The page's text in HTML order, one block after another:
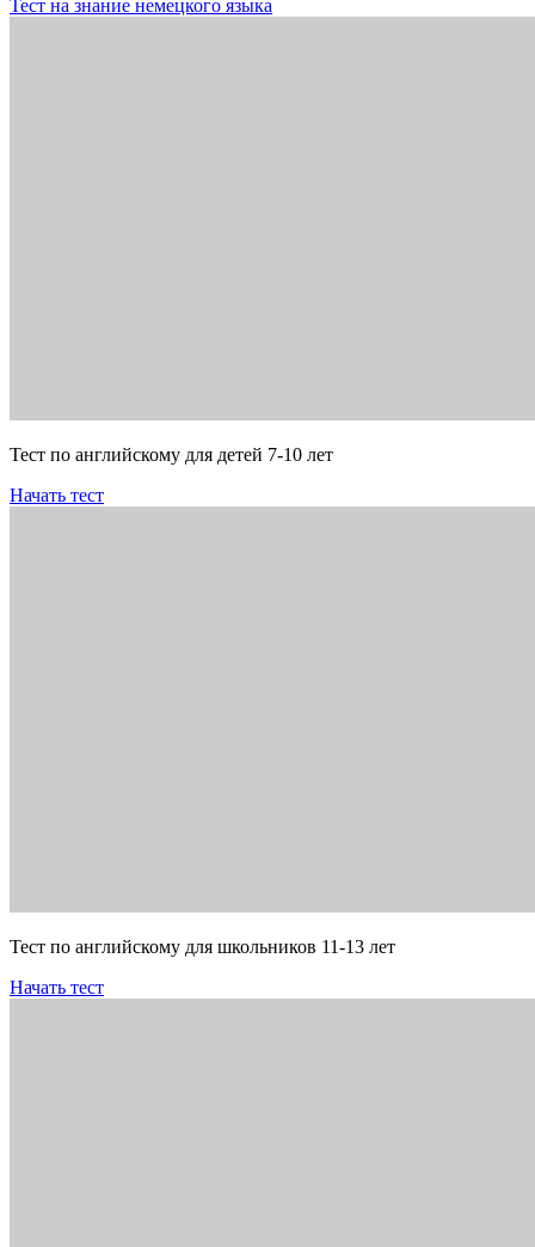
Тест на знание немецкого языка
Тест по английскому для детей 7-10 лет
Начать тест
Тест по английскому для школьников 11-13 лет
Начать тест